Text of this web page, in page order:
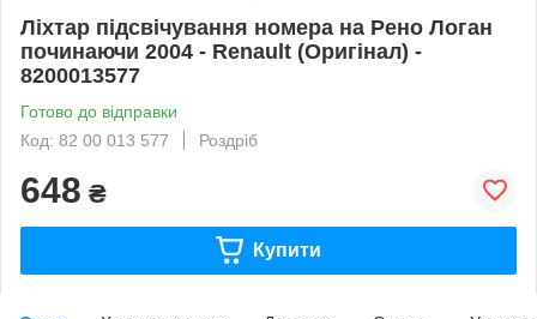
Ліхтар підсвічування номера на Рено Логан
починаючи 2004 - Renault (Оригінал) -
8200013577
Готово до відправки
Код: 82 00 013 577
Роздріб
648 ₴
Купити